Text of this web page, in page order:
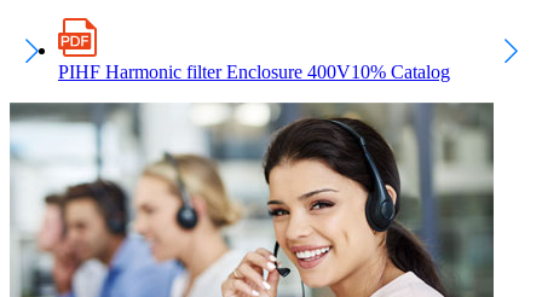
PIHF Harmonic filter Enclosure 400V10% Catalog